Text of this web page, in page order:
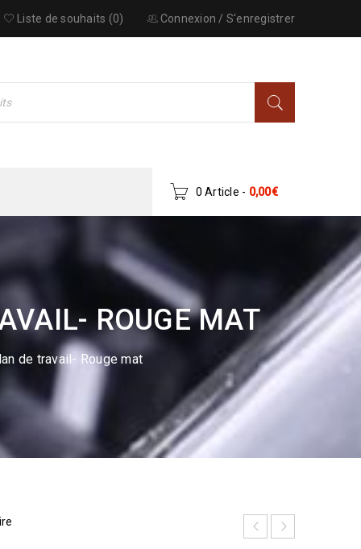
Connexion / S'enregistrer
Liste de souhaits (0)
0 Article - 0,00€
ROUGE MAT
de travail- Rouge mat